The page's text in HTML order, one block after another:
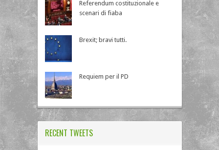
Referendum costituzionale e
scenari di fiaba
Brexit; bravi tutti.
Requiem per il PD
RECENT TWEETS